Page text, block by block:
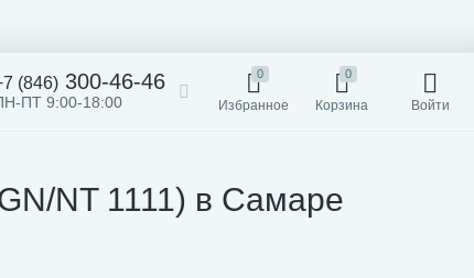
(846) 300-46-46
ПТ 9:00-18:00
0
Избранное
0
Корзина Войти
NT 1111) в Самаре